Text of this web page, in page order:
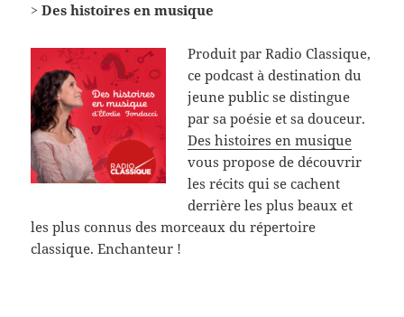
> Des histoires en musique
Produit par Radio Classique,
ce podcast à destination du
jeune public se distingue
par sa poésie et sa douceur.
Des histoires en musique
vous propose de découvrir
les récits qui se cachent
derrière les plus beaux et
les plus connus des morceaux du répertoire
classique. Enchanteur !